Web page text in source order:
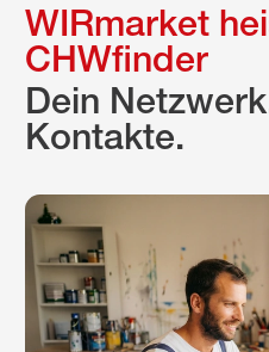
WIRmarket
CHWfinder
Dein
Kontakte.